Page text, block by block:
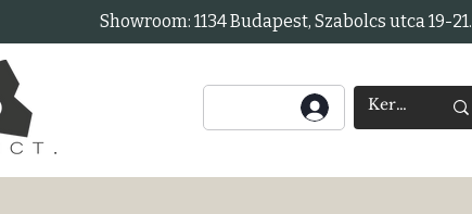
Showroom: 1134 Budapest, Szabolcs utca 19-21.